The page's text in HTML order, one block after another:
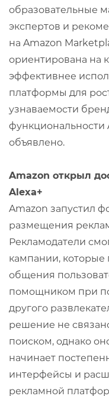
образовательные
экспертов и
на Amazon
ориентирована на
эффективнее
платформы для
узнаваемости
функциональности
объявлено.
Amazon открыл
Alexa+
Amazon запустил
размещения
Рекламодатели
кампании, которые
общения
помощником при
другого
решение не
поиском, однако
начинает
интерфейсы и
рекламной